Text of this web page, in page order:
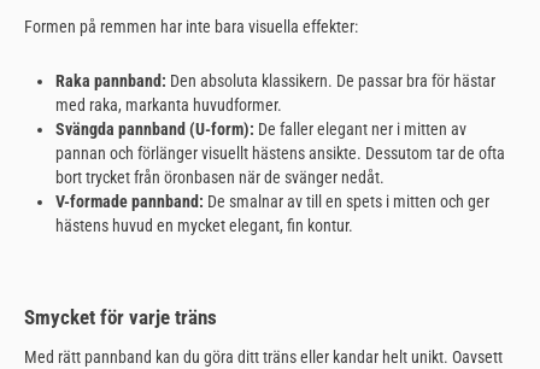
Formen på remmen har inte bara visuella effekter:
Raka pannband: Den absoluta klassikern. De passar bra för hästar
med raka, markanta huvudformer.
Svängda pannband (U-form): De faller elegant ner i mitten av
pannan och förlänger visuellt hästens ansikte. Dessutom tar de ofta
bort trycket från öronbasen när de svänger nedåt.
V-formade pannband: De smalnar av till en spets i mitten och ger
hästens huvud en mycket elegant, fin kontur.
Smycket för varje träns
Med rätt pannband kan du göra ditt träns eller kandar helt unikt. Oavsett